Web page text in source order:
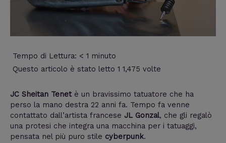
Tempo di Lettura: < 1 minuto
Questo articolo è stato letto 1 1,475 volte
JC Sheitan Tenetè un bravissimo tatuatore che ha
perso la mano destra 22 anni fa. Tempo fa venne
contattato dall’artista francese JL Gonzal, che gli regalò
una protesi che integra una macchina per i tatuaggi,
pensata nel più puro stile cyberpunk.